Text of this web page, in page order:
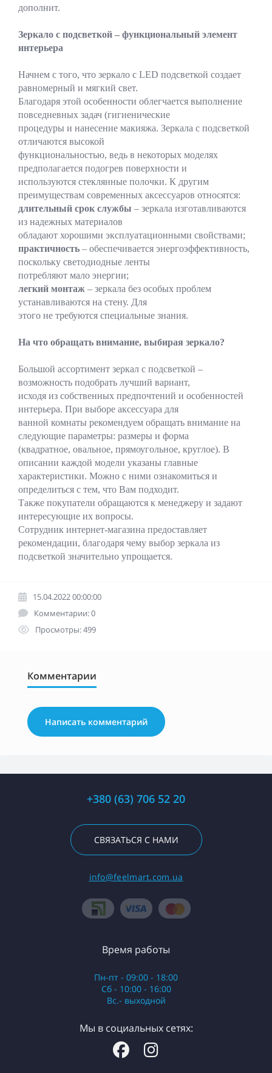
дополнит.
Зеркало с подсветкой – функциональный элемент
интерьера
Начнем с того, что зеркало с LED подсветкой создает
равномерный и мягкий свет.
Благодаря этой особенности облегчается выполнение
повседневных задач (гигиенические
процедуры и нанесение макияжа. Зеркала с подсветкой
отличаются высокой
функциональностью, ведь в некоторых моделях
предполагается подогрев поверхности и
используются стеклянные полочки. К другим
преимуществам современных аксессуаров относятся:
длительный срок службы – зеркала изготавливаются
из надежных материалов
обладают хорошими эксплуатационными свойствами;
практичность – обеспечивается энергоэффективность,
поскольку светодиодные ленты
потребляют мало энергии;
легкий монтаж – зеркала без особых проблем
устанавливаются на стену. Для
этого не требуются специальные знания.
На что обращать внимание, выбирая зеркало?
Большой ассортимент зеркал с подсветкой –
возможность подобрать лучший вариант,
исходя из собственных предпочтений и особенностей
интерьера. При выборе аксессуара для
ванной комнаты рекомендуем обращать внимание на
следующие параметры: размеры и форма
(квадратное, овальное, прямоугольное, круглое). В
описании каждой модели указаны главные
характеристики. Можно с ними ознакомиться и
определиться с тем, что Вам подходит.
Также покупатели обращаются к менеджеру и задают
интересующие их вопросы.
Сотрудник интернет-магазина предоставляет
рекомендации, благодаря чему выбор зеркала из
подсветкой значительно упрощается.
15.04.2022 00:00:00
Комментарии: 0
Просмотры: 499
Комментарии
Написать комментарий
+380 (63) 706 52 20
СВЯЗАТЬСЯ С НАМИ
info@feelmart.com.ua
Время работы
Пн-пт - 09:00 - 18:00
Сб - 10:00 - 16:00
Вс.- выходной
Мы в социальных сетях: